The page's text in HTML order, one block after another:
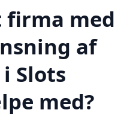
firma med
af
Slots
med?